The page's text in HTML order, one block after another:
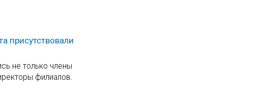
присутствовали
не только члены
филиалов.